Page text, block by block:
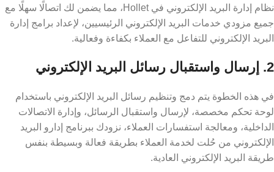
نظام إدارة البريد الإلكتروني في Hollet، مما يضمن لك اتصالًا سهلًا مع
جميع مزودي خدمات البريد الإلكتروني الرئيسيين، لإعداد برامج إدارة
البريد الإلكتروني للتفاعل مع العملاء بكفاءة وفعالية.
2. إرسال واستقبال رسائل البريد الإلكتروني
في هذه الخطوة يتم دمج وتنظيم رسائل البريد الإلكتروني باستخدام
لوحة تحكم مخصصة، لإرسال واستقبال الرسائل، وإدارة الاتصالات
الداخلية، ومعالجة استفسارات العملاء، نزودك ببرنامج إدارو البريد
الإلكتروني من حُلت لخدمة العملاء بطريقة فعالة وبسيطة بنفس
طريقة البريد الإلكتروني العادية.